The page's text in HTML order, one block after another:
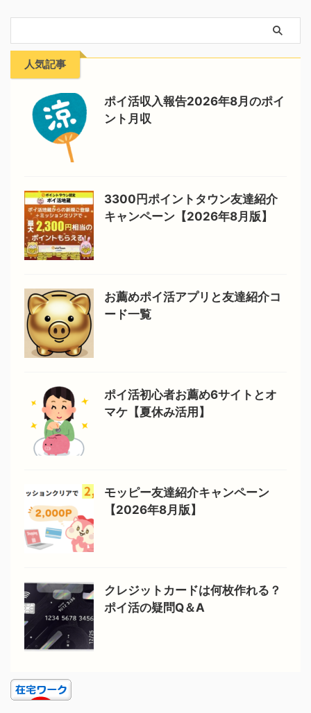
人気記事
ポイ活収入報告2026年8月のポイ
ント月収
3300円ポイントタウン友達紹介
キャンペーン【2026年8月版】
お薦めポイ活アプリと友達紹介コ
ード一覧
ポイ活初心者お薦め6サイトとオ
マケ【夏休み活用】
モッピー友達紹介キャンペーン
【2026年8月版】
クレジットカードは何枚作れる？
ポイ活の疑問Q＆A